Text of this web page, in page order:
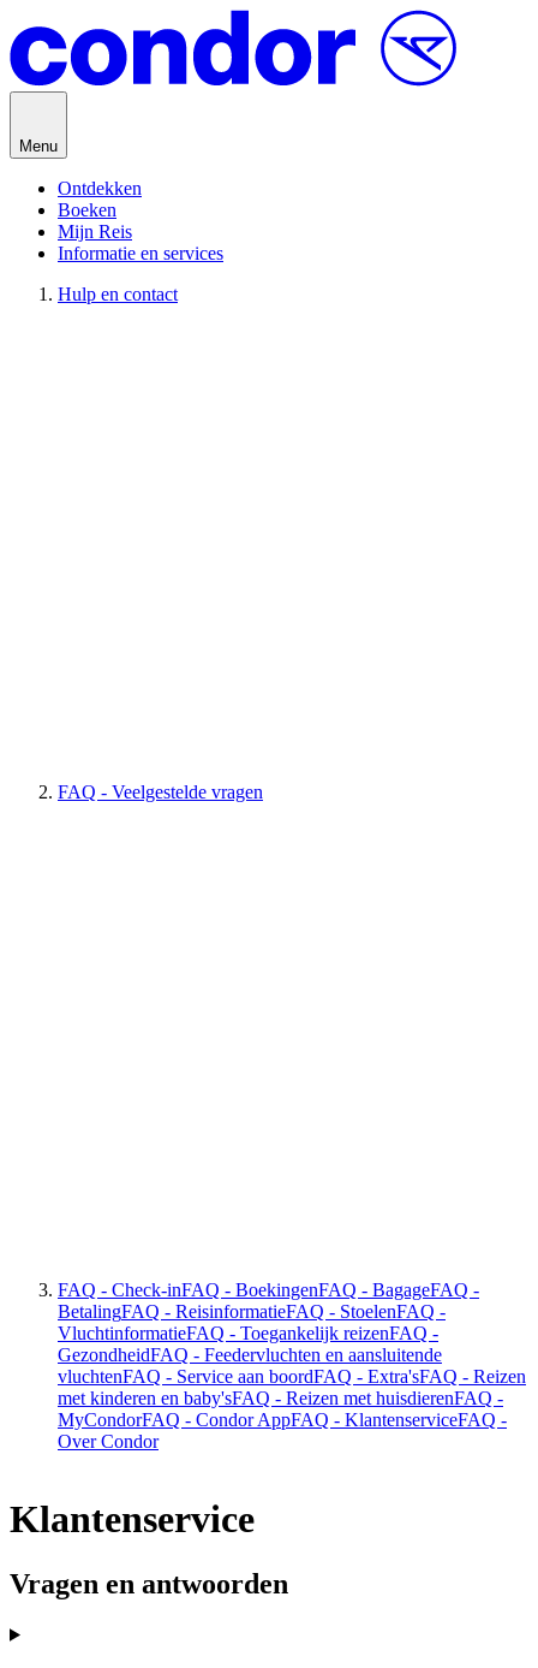
Menu
Ontdekken
Boeken
Mijn Reis
Informatie en services
Hulp en contact
FAQ - Veelgestelde vragen
FAQ - Check-inFAQ - BoekingenFAQ - BagageFAQ -
BetalingFAQ - ReisinformatieFAQ - StoelenFAQ -
VluchtinformatieFAQ - Toegankelijk reizenFAQ -
GezondheidFAQ - Feedervluchten en aansluitende
vluchtenFAQ - Service aan boordFAQ - Extra'sFAQ - Reizen
met kinderen en baby'sFAQ - Reizen met huisdierenFAQ -
MyCondorFAQ - Condor AppFAQ - KlantenserviceFAQ -
Over Condor
Klantenservice
Vragen en antwoorden